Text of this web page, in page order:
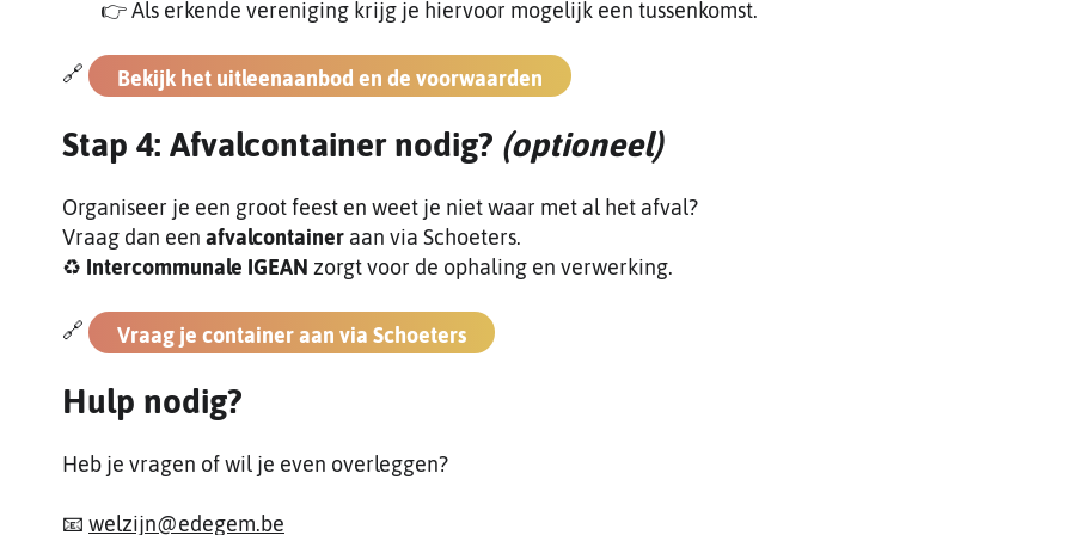
👉 Als erkende vereniging krijg je hiervoor mogelijk een tussenkomst.
🔗 Bekijk het uitleenaanbod en de voorwaarden
Stap 4: Afvalcontainer nodig? (optioneel)
Organiseer je een groot feest en weet je niet waar met al het afval?
Vraag dan een afvalcontainer aan via Schoeters.
♻️ Intercommunale IGEAN zorgt voor de ophaling en verwerking.
🔗 Vraag je container aan via Schoeters
Hulp nodig?
Heb je vragen of wil je even overleggen?
📧 welzijn@edegem.be